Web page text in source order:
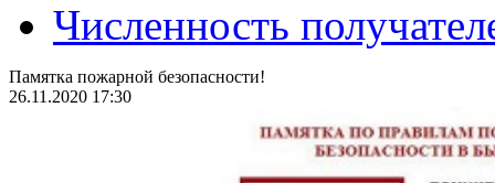
Численность
Памятка пожарной безопасности!
26.11.2020 17:30